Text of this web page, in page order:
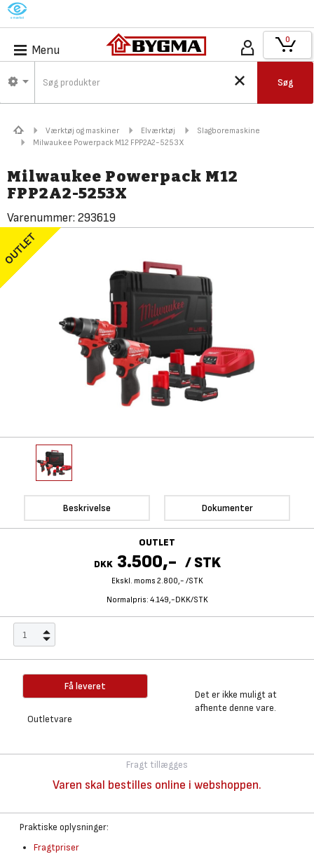
M
Menu
Søg
0
Værktøj og maskiner Elværktøj
Slagboremaskine
Milwaukee Powerpack M12 FPP2A2-5253X
Milwaukee Powerpack M12
FPP2A2-5253X
Varenummer: 293619
Beskrivelse Dokumenter
OUTLET
DKK 3.500,- / STK
Ekskl. moms 2.800,- /STK
Normalpris: 4.149,-DKK/STK
Få leveret
Outletvare
Det er ikke muligt at
afhente denne vare.
Fragt tillægges
Varen skal bestilles online i webshoppen.
Praktiske oplysninger:
Fragtpriser